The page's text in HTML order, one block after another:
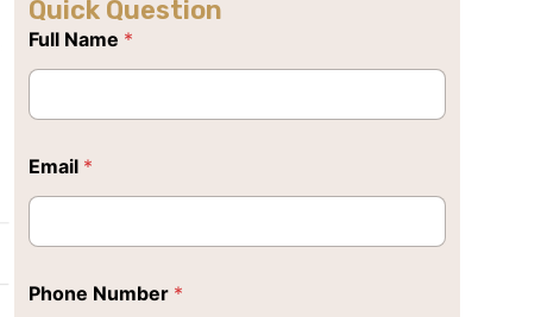
Quick Question
Full Name *
Email *
Phone Number *